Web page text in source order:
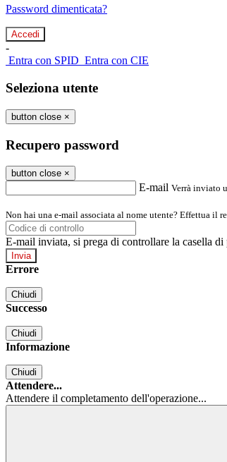
Password dimenticata?
-
Entra con SPID Entra con CIE
Seleziona utente
button close ×
Recupero password
button close ×
E-mail Verrà inviato
Non hai una e-mail associata al nome utente? Effettua il
E-mail inviata, si prega di controllare la casella di
Errore
Chiudi
Successo
Chiudi
Informazione
Chiudi
Attendere...
Attendere il completamento dell'operazione...